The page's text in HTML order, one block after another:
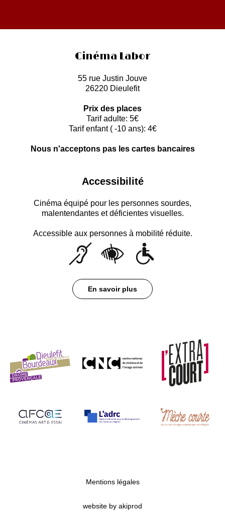
Cinéma Labor
55 rue Justin Jouve
26220 Dieulefit
Prix des places
Tarif adulte: 5€
Tarif enfant ( -10 ans): 4€
Nous n'acceptons pas les cartes bancaires
Accessibilité
Cinéma équipé pour les personnes sourdes,
malentendantes et déficientes visuelles.
Accessible aux personnes à mobilité réduite.
En savoir plus
Mentions légales
website by akiprod